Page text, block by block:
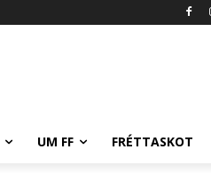
UM FF FRÉTTASKOT